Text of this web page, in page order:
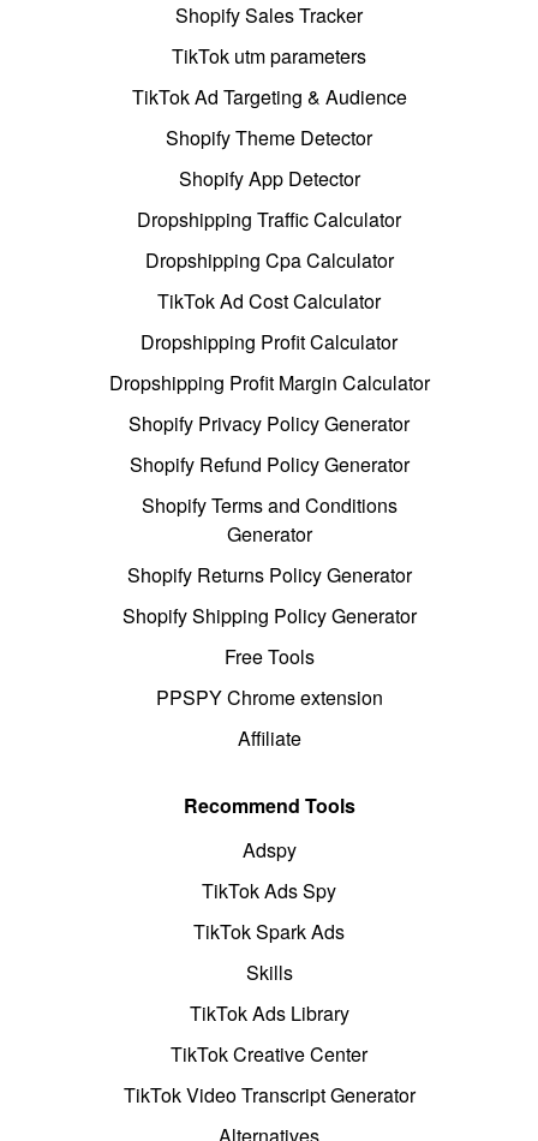
Shopify Sales Tracker
TikTok utm parameters
TikTok Ad Targeting & Audience
Shopify Theme Detector
Shopify App Detector
Dropshipping Traffic Calculator
Dropshipping Cpa Calculator
TikTok Ad Cost Calculator
Dropshipping Profit Calculator
Dropshipping Profit Margin Calculator
Shopify Privacy Policy Generator
Shopify Refund Policy Generator
Shopify Terms and Conditions
Generator
Shopify Returns Policy Generator
Shopify Shipping Policy Generator
Free Tools
PPSPY Chrome extension
Affiliate
Recommend Tools
Adspy
TikTok Ads Spy
TikTok Spark Ads
Skills
TikTok Ads Library
TikTok Creative Center
TikTok Video Transcript Generator